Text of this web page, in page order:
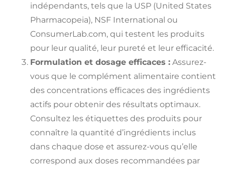
indépendants, tels que la USP (United States
Pharmacopeia), NSF International ou
ConsumerLab.com, qui testent les produits
pour leur qualité, leur pureté et leur efficacité.
Formulation et dosage efficaces : Assurez-
vous que le complément alimentaire contient
des concentrations efficaces des ingrédients
actifs pour obtenir des résultats optimaux.
Consultez les étiquettes des produits pour
connaître la quantité d’ingrédients inclus
dans chaque dose et assurez-vous qu’elle
correspond aux doses recommandées par